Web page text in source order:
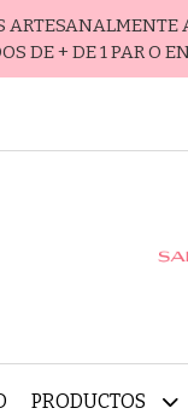
DE + DE 1 PAR O
PRODUCTOS